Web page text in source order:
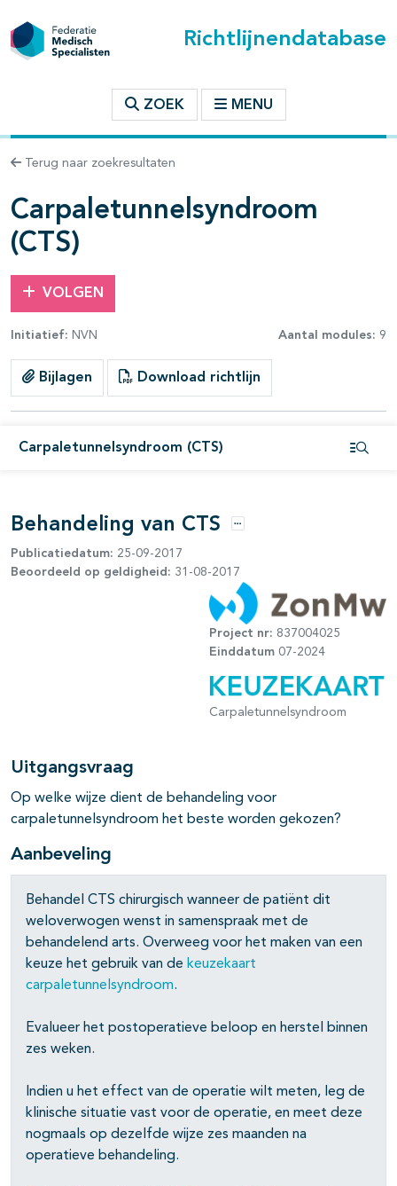
Richtlijnendatabase
ZOEK MENU
Terug naar zoekresultaten
Carpaletunnelsyndroom
(CTS)
VOLGEN
Initiatief: NVN Aantal modules: 9
Bijlagen Download richtlijn
Carpaletunnelsyndroom (CTS)
binnen deze richtlijn
Behandeling van CTS Opties
Publicatiedatum: 25-09-2017
Beoordeeld op geldigheid: 31-08-2017
Project nr: 837004025
Einddatum 07-2024
Carpaletunnelsyndroom
Uitgangsvraag
Op welke wijze dient de behandeling voor
carpaletunnelsyndroom het beste worden gekozen?
Aanbeveling
Behandel CTS chirurgisch wanneer de patiënt dit
weloverwogen wenst in samenspraak met de
behandelend arts. Overweeg voor het maken van een
keuze het gebruik van de keuzekaart
carpaletunnelsyndroom.
Evalueer het postoperatieve beloop en herstel binnen
zes weken.
Indien u het effect van de operatie wilt meten, leg de
klinische situatie vast voor de operatie, en meet deze
nogmaals op dezelfde wijze zes maanden na
operatieve behandeling.